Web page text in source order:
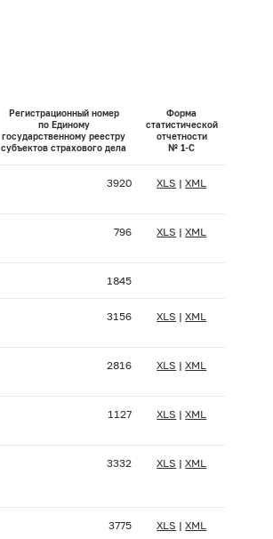
Регистрационный номер
по Единому
государственному реестру
субъектов страхового дела
Форма
статистической
отчетности
№ 1-С
3920 XLS |XML
796 XLS |XML
1845
3156 XLS |XML
2816 XLS |XML
1127 XLS |XML
3332 XLS |XML
3775 XLS |XML